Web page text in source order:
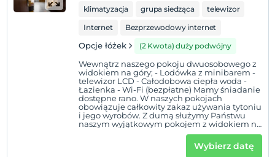
klimatyzacja grupa siedząca
telewizor
Internet
Bezprzewodowy internet
Opcje łóżek (2 Kwota) duży podwójny
Wewnątrz naszego pokoju dwuosobowego z
widokiem na góry; - Lodówka z minibarem -
telewizor LCD - Całodobowa ciepła woda -
Łazienka - Wi-Fi (bezpłatne) Mamy śniadanie
dostępne rano. W naszych pokojach
obowiązuje całkowity zakaz używania tytoniu
i jego wyrobów. Z dumą służymy Państwu
naszym wyjątkowym pokojem z widokiem na
góry i 13-letnim doświadczeniem.
Wybierz datę